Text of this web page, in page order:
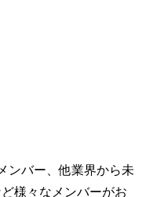
ンバー、他業界から未
様々なメンバーがお